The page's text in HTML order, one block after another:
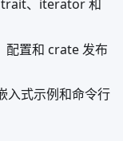
、iterator 和
配置和 crate 发布
入式示例和命令行